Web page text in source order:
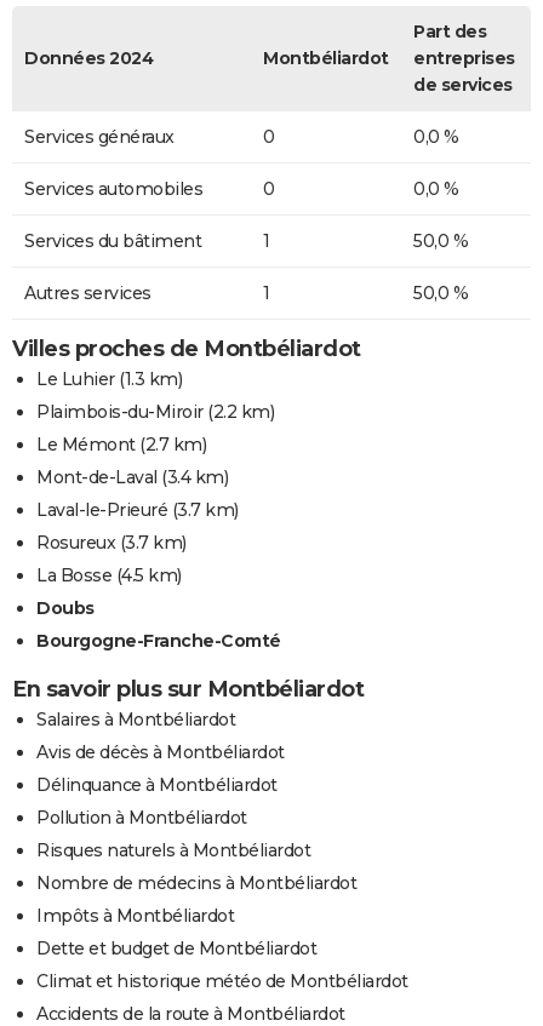
Données 2024 Montbéliardot
Part des
entreprises
de services
Services généraux 0 0,0 %
Services automobiles 0 0,0 %
Services du bâtiment 1 50,0 %
Autres services 1 50,0 %
Villes proches de Montbéliardot
Le Luhier(1.3 km)
Plaimbois-du-Miroir(2.2 km)
Le Mémont(2.7 km)
Mont-de-Laval (3.4 km)
Laval-le-Prieuré (3.7 km)
Rosureux(3.7 km)
La Bosse (4.5 km)
Doubs
Bourgogne-Franche-Comté
En savoir plus sur Montbéliardot
Salaires à Montbéliardot
Avis de décès à Montbéliardot
Délinquance à Montbéliardot
Pollution à Montbéliardot
Risques naturels à Montbéliardot
Nombre de médecins à Montbéliardot
Impôts à Montbéliardot
Dette et budget de Montbéliardot
Climat et historique météo de Montbéliardot
Accidents de la route à Montbéliardot